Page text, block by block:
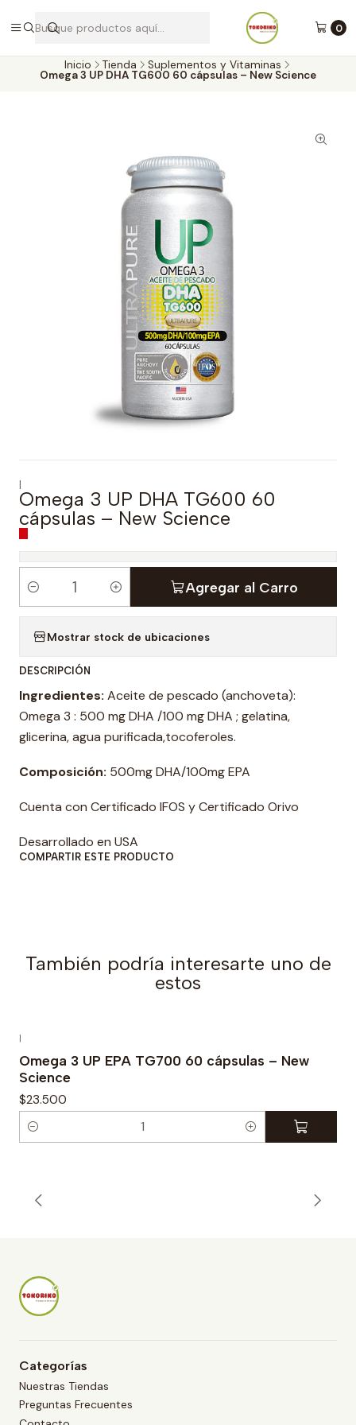
0
Envíos a todo Chile por Blue Express
Inicio Tienda Suplementos y Vitaminas
Omega 3 UP DHA TG600 60 cápsulas – New Science
|
Omega 3 UP DHA TG600 60
cápsulas – New Science
d
a
d
Agregar al Carro
Mostrar stock de ubicaciones
DESCRIPCIÓN
Ingredientes: Aceite de pescado (anchoveta):
Omega 3 : 500 mg DHA /100 mg DHA ; gelatina,
glicerina, agua purificada,tocoferoles.
Composición: 500mg DHA/100mg EPA
Cuenta con Certificado IFOS y Certificado Orivo
Desarrollado en USA
COMPARTIR ESTE PRODUCTO
También podría interesarte uno de
estos
|
Omega 3 UP EPA TG700 60 cápsulas – New
Science
$23.500
d
Categorías
Nuestras Tiendas
Preguntas Frecuentes